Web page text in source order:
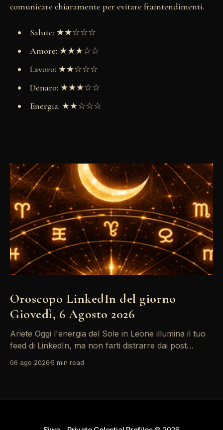
comunicare chiaramente per evitare fraintendimenti.
Salute: ★★☆☆☆
Amore: ★★★☆☆
Lavoro: ★★☆☆☆
Denaro: ★★★☆☆
Energia: ★★☆☆☆
Oroscopo LinkedIn del giorno
Giovedì, 6 Agosto 2026
Ariete Oggi l'energia del Sole in Leone illumina il tuo
feed di LinkedIn, ma non farti distrarre dai post
tuoi desideri professionali! Giove ti spinge verso il
06 ago 2026 5 min read